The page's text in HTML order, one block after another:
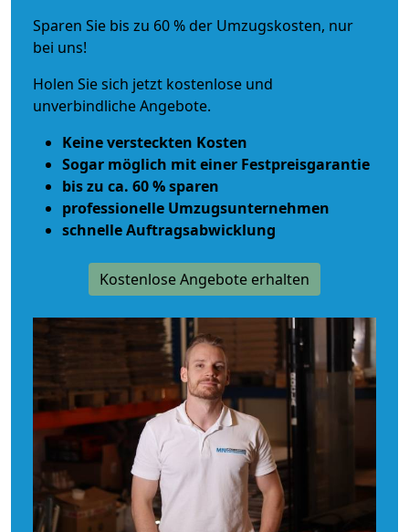
Sparen Sie bis zu 60 % der Umzugskosten, nur
bei uns!
Holen Sie sich jetzt kostenlose und
unverbindliche Angebote.
Keine versteckten Kosten
Sogar möglich mit einer Festpreisgarantie
bis zu ca. 60 % sparen
professionelle Umzugsunternehmen
schnelle Auftragsabwicklung
Kostenlose Angebote erhalten